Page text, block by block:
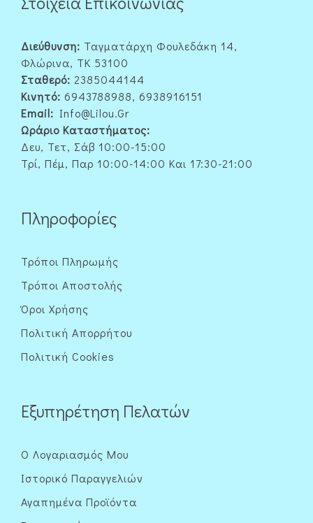
Διεύθυνση: Ταγματάρχη Φουλεδάκη 14,
Φλώρινα, ΤΚ 53100
Σταθερό: 2385044144
Κινητό: 6943788988, 6938916151
Email: Info@lilou.gr
Ωράριο Καταστήματος:
Δευ, Τετ, Σάβ 10:00-15:00
Τρί, Πέμ, Παρ 10:00-14:00 Και 17:30-21:00
Πληροφορίες
Τρόποι Πληρωμής
Τρόποι Αποστολής
Όροι Χρήσης
Πολιτική Απορρήτου
Πολιτική Cookies
Εξυπηρέτηση Πελατών
Ο Λογαριασμός Μου
Ιστορικό Παραγγελιών
Αγαπημένα Προϊόντα